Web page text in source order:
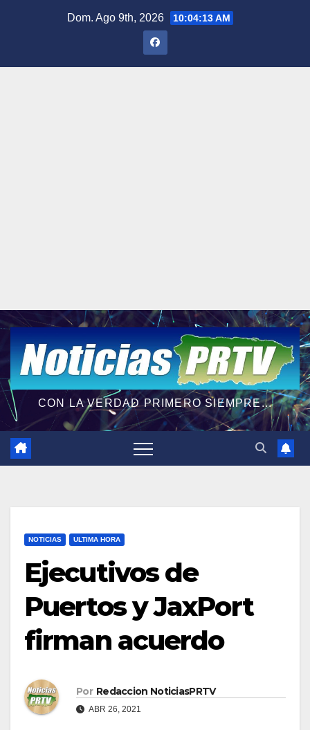
Dom. Ago 9th, 2026 10:04:14 AM
CON LA VERDAD PRIMERO SIEMPRE...
NOTICIAS ULTIMA HORA
Ejecutivos de
Puertos y JaxPort
firman acuerdo
Por Redaccion NoticiasPRTV
ABR 26, 2021